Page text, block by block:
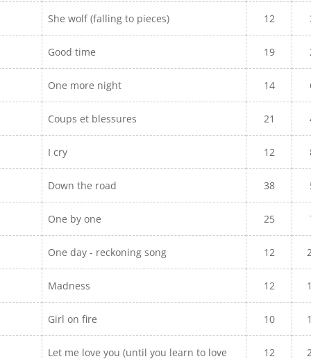
She wolf (falling to pieces) 12
Good time 19
One more night 14
Coups et blessures 21
I cry 12
Down the road 38
One by one 25
One day - reckoning song 12
Madness 12
Girl on fire 10
Let me love you (until you learn to love 12